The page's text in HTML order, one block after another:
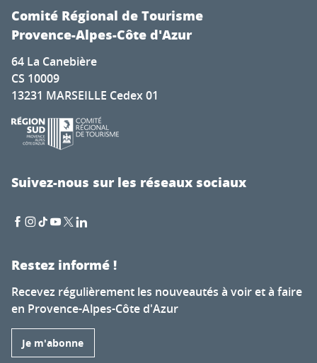
Comité Régional de Tourisme
Provence-Alpes-Côte d'Azur
64 La Canebière
CS 10009
13231 MARSEILLE Cedex 01
Suivez-nous sur les réseaux sociaux
Restez informé !
Recevez régulièrement les nouveautés à voir et à faire
en Provence-Alpes-Côte d'Azur
Je m'abonne